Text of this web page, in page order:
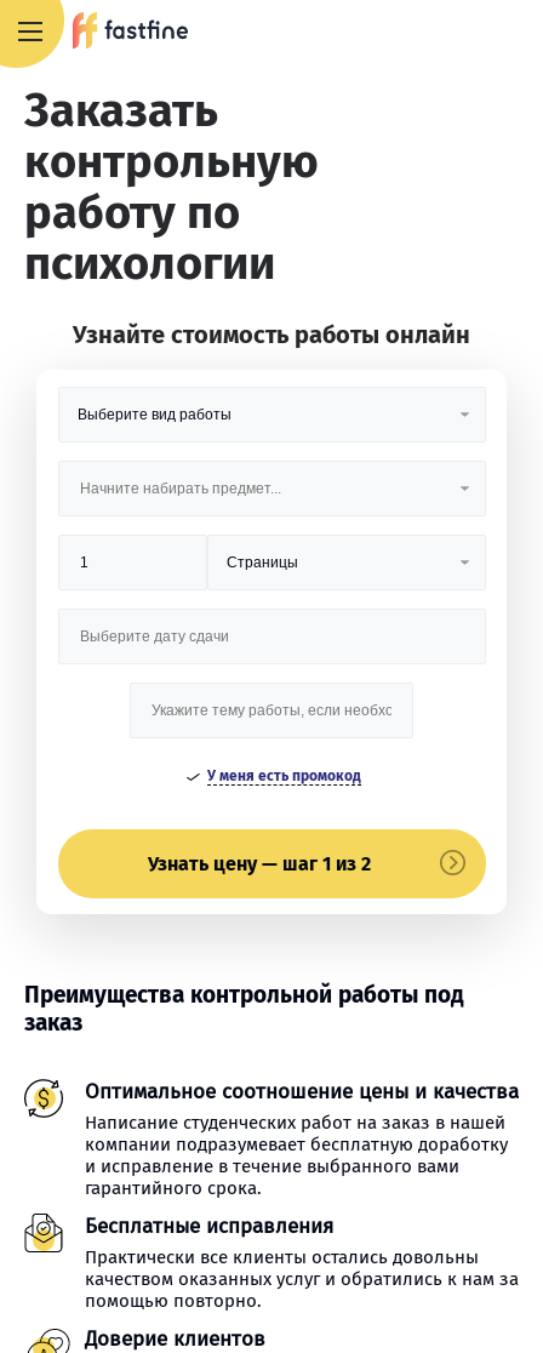
Заказать
контрольную
работу по
психологии
Узнайте стоимость работы онлайн
У меня есть промокод
Узнать цену — шаг 1 из 2
Преимущества контрольной работы под
заказ
Оптимальное соотношение цены и качества
Написание студенческих работ на заказ в нашей
компании подразумевает бесплатную доработку
и исправление в течение выбранного вами
гарантийного срока.
Бесплатные исправления
Практически все клиенты остались довольны
качеством оказанных услуг и обратились к нам за
помощью повторно.
Доверие клиентов